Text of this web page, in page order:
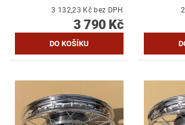
3 132,23 Kč bez DPH
3 790 Kč